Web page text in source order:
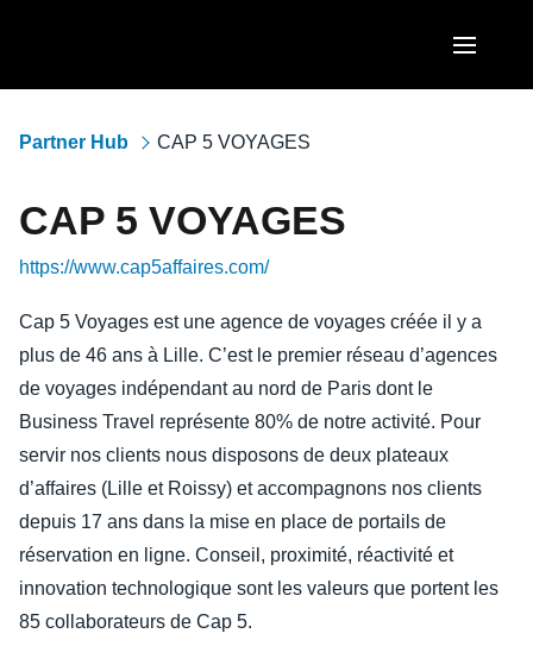
Canada (English)
Canada (Français)
México (Español)
Brasil (Português)
United Kingdom (English)
Deutschland (Deutsch)
Italia (Italiano)
Nederlands (English)
Sweden (English)
Denmark (English)
Finland (English)
Belgium (English)
ASIA PACIFIC
India (English)
Singapore (English)
Partner Hub CAP 5 VOYAGES
CAP 5 VOYAGES
https://www.cap5affaires.com/
Cap 5 Voyages est une agence de voyages créée il y a
plus de 46 ans à Lille. C’est le premier réseau d’agences
de voyages indépendant au nord de Paris dont le
Business Travel représente 80% de notre activité. Pour
servir nos clients nous disposons de deux plateaux
d’affaires (Lille et Roissy) et accompagnons nos clients
depuis 17 ans dans la mise en place de portails de
réservation en ligne. Conseil, proximité, réactivité et
innovation technologique sont les valeurs que portent les
85 collaborateurs de Cap 5.